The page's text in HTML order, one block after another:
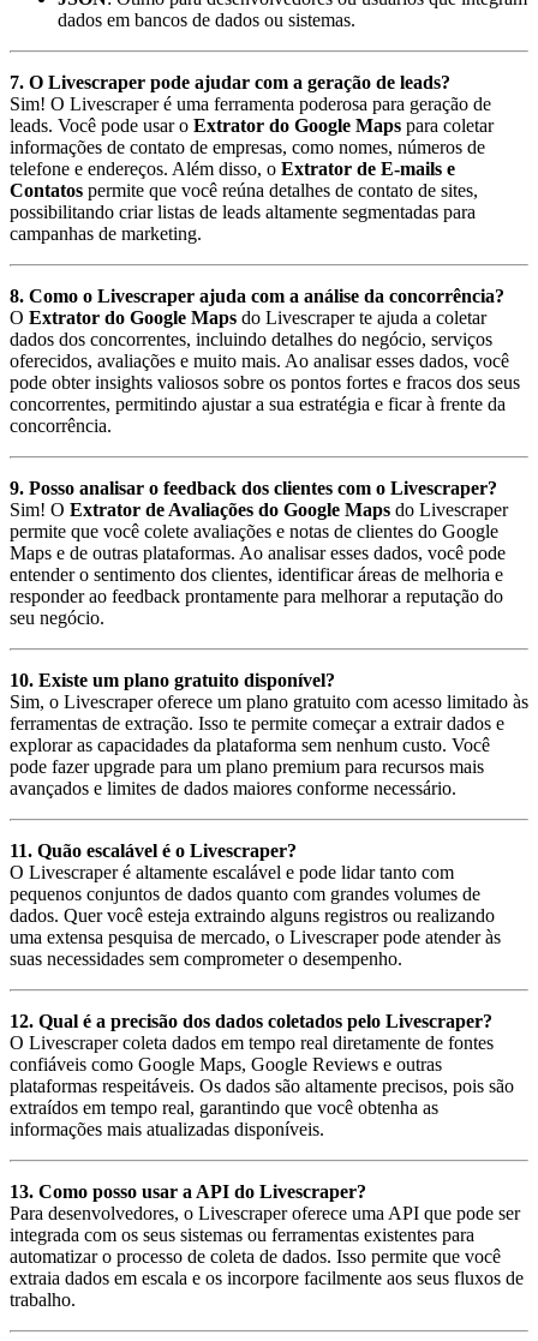
dados em bancos de dados ou sistemas.
7. O Livescraper pode ajudar com a geração de leads?
Sim! O Livescraper é uma ferramenta poderosa para geração de
leads. Você pode usar o Extrator do Google Maps para coletar
informações de contato de empresas, como nomes, números de
telefone e endereços. Além disso, o Extrator de E-mails e
Contatos permite que você reúna detalhes de contato de sites,
possibilitando criar listas de leads altamente segmentadas para
campanhas de marketing.
8. Como o Livescraper ajuda com a análise da concorrência?
O Extrator do Google Maps do Livescraper te ajuda a coletar
dados dos concorrentes, incluindo detalhes do negócio, serviços
oferecidos, avaliações e muito mais. Ao analisar esses dados, você
pode obter insights valiosos sobre os pontos fortes e fracos dos seus
concorrentes, permitindo ajustar a sua estratégia e ficar à frente da
concorrência.
9. Posso analisar o feedback dos clientes com o Livescraper?
Sim! O Extrator de Avaliações do Google Maps do Livescraper
permite que você colete avaliações e notas de clientes do Google
Maps e de outras plataformas. Ao analisar esses dados, você pode
entender o sentimento dos clientes, identificar áreas de melhoria e
responder ao feedback prontamente para melhorar a reputação do
seu negócio.
10. Existe um plano gratuito disponível?
Sim, o Livescraper oferece um plano gratuito com acesso limitado às
ferramentas de extração. Isso te permite começar a extrair dados e
explorar as capacidades da plataforma sem nenhum custo. Você
pode fazer upgrade para um plano premium para recursos mais
avançados e limites de dados maiores conforme necessário.
11. Quão escalável é o Livescraper?
O Livescraper é altamente escalável e pode lidar tanto com
pequenos conjuntos de dados quanto com grandes volumes de
dados. Quer você esteja extraindo alguns registros ou realizando
uma extensa pesquisa de mercado, o Livescraper pode atender às
suas necessidades sem comprometer o desempenho.
12. Qual é a precisão dos dados coletados pelo Livescraper?
O Livescraper coleta dados em tempo real diretamente de fontes
confiáveis como Google Maps, Google Reviews e outras
plataformas respeitáveis. Os dados são altamente precisos, pois são
extraídos em tempo real, garantindo que você obtenha as
informações mais atualizadas disponíveis.
13. Como posso usar a API do Livescraper?
Para desenvolvedores, o Livescraper oferece uma API que pode ser
integrada com os seus sistemas ou ferramentas existentes para
automatizar o processo de coleta de dados. Isso permite que você
extraia dados em escala e os incorpore facilmente aos seus fluxos de
trabalho.